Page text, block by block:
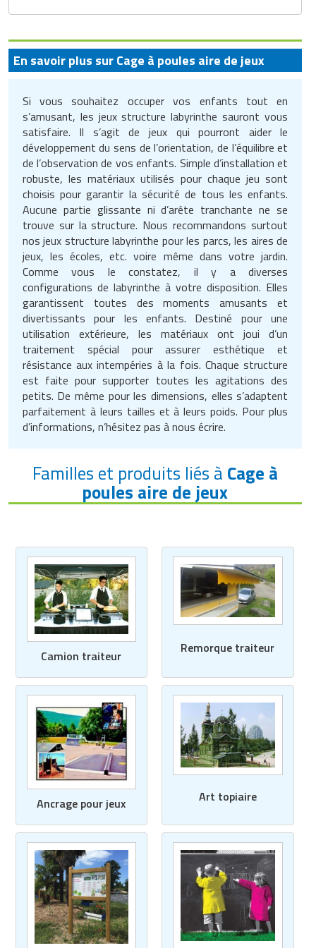
Mobilier gabion
Mobilier pour cimetière
Mobilier urbain solaire
Panneaux brise vue
Ponton
Potelets et bornes urbaines
Protection arbres
Signalisation routière
Table de pique nique
Panneaux et affichages pour
magasin
PLV pour magasin
Présentoirs pour magasin
Rasage pour homme
Rayonnages pour magasin
Robots de service
Sac shopping
Thermomètre de mesure
Ustensile cuisine professionnel
Vêtements personnalisés
Vitrines pour magasin
Mesure et contrôle
Outillage à main
Outillage électrique
Pistolet professionnel
Portes industrielles
Sas de confinement
Signalétique industrielle
Tables pour atelier
Techniques
Traitement de l'air
Traitement des eaux
Trancheuse professionnelle
Transformateur électrique
Tuyau flexible
Tuyau renforcé
Ventilateurs et aération d'atelier
Poubelles et portes sacs
Produits de nettoyage
professionnels
Produits pour lave vaisselle
Protection anti-inondation
Pulvérisateurs professionnels
Robots de nettoyage
Savons et soins du corps
Tapis de bureau
Tapis et caillebotis
Traitement des surfaces
Traitement du linge
Vestiaires et casiers
Equipement paintball
Equipement pour trottinette
Equipement pour vélo
Equipement rugby
Equipement sport de combat
Equipement tennis
Equipement Tir à l'arc
Equipement Tir au fusil
Equipement volley ball
Equipements de football
Equipements de karting
Equipements pour patinage
Equipements pour roller
Equipements pour stade et terrain
sportif
Jeu gymnique
Loisirs
Matériel de fitness
Matériel de musculation
Vêtement sportif
Machines d'emballage alimentaire
Marmites professionnelles
Matériel boulangerie pâtisserie
Matériel découpe de cuisine
Matériel pizzeria
Matériels d'hygiène pour restaurant
Meuble inox de cuisine
Mixeurs et blenders professionnels
Mobilier self service
Pétrin professionnel
Piano de cuisson
Plats et plateaux
Pompes à sauce
Portes commandes restaurant
Présentoir pour restaurant
Réfrigérateur professionnel
Restauration foraine
Robinetterie professionnelle
Rôtisserie professionnelle
Sautause professionnelle
Table de cuisson professionnelle
Tables de préparation réfrigérées
Ustensile de cuisine
Vaisselle restaurant
Vitrines réfrigérées
Peinture
Plafond
Protections murales
Réparation de sol
Sécurité du chantier
Signalisations de chantier
Tapis agricoles
Téléphone portable
Téléphonie pour entreprise
Transport
Travaux agricoles
Travaux maison
Véhicules professionnels
En savoir plus sur Cage à poules aire de jeux
Si vous souhaitez occuper vos enfants tout en
s’amusant, les jeux structure labyrinthe sauront vous
satisfaire. Il s’agit de jeux qui pourront aider le
développement du sens de l’orientation, de l’équilibre et
de l’observation de vos enfants. Simple d’installation et
robuste, les matériaux utilisés pour chaque jeu sont
choisis pour garantir la sécurité de tous les enfants.
Aucune partie glissante ni d’arête tranchante ne se
trouve sur la structure. Nous recommandons surtout
nos jeux structure labyrinthe pour les parcs, les aires de
jeux, les écoles, etc. voire même dans votre jardin.
Comme vous le constatez, il y a diverses
configurations de labyrinthe à votre disposition. Elles
garantissent toutes des moments amusants et
divertissants pour les enfants. Destiné pour une
utilisation extérieure, les matériaux ont joui d’un
traitement spécial pour assurer esthétique et
résistance aux intempéries à la fois. Chaque structure
est faite pour supporter toutes les agitations des
petits. De même pour les dimensions, elles s’adaptent
parfaitement à leurs tailles et à leurs poids. Pour plus
d’informations, n’hésitez pas à nous écrire.
Familles et produits liés à Cage à
poules aire de jeux
Camion traiteur
Remorque traiteur
Ancrage pour jeux Art topiaire